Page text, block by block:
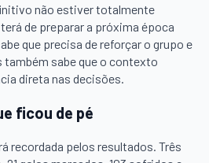
não estiver totalmente
de preparar a próxima época
que precisa de reforçar o grupo e
sabe que o contexto
direta nas decisões.
ficou de pé
recordada pelos resultados. Três